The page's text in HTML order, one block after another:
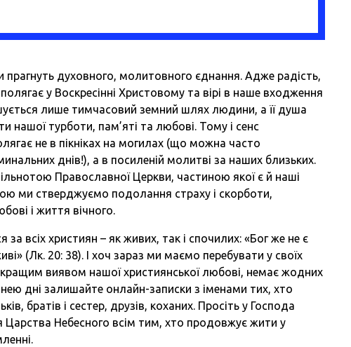
духовного, молитовного єднання. Адже радість,
у Воскресінні Христовому та вірі в наше входження
лише тимчасовий земний шлях людини, а її душа
нашої турботи, пам’яті та любові. Тому і сенс
не в пікніках на могилах (що можна часто
днів!), а в посиленій молитві за наших близьких.
Православної Церкви, частиною якої є й наші
ми стверджуємо подолання страху і скорботи,
і життя вічного.
всіх християн – як живих, так і спочилих: «Бог же не є
(Лк. 20: 38). І хоч зараз ми маємо перебувати у своїх
виявом нашої християнської любові, немає жодних
дні залишайте онлайн-записки з іменами тих, хто
братів і сестер, друзів, коханих. Просіть у Господа
Царства Небесного всім тим, хто продовжує жити у